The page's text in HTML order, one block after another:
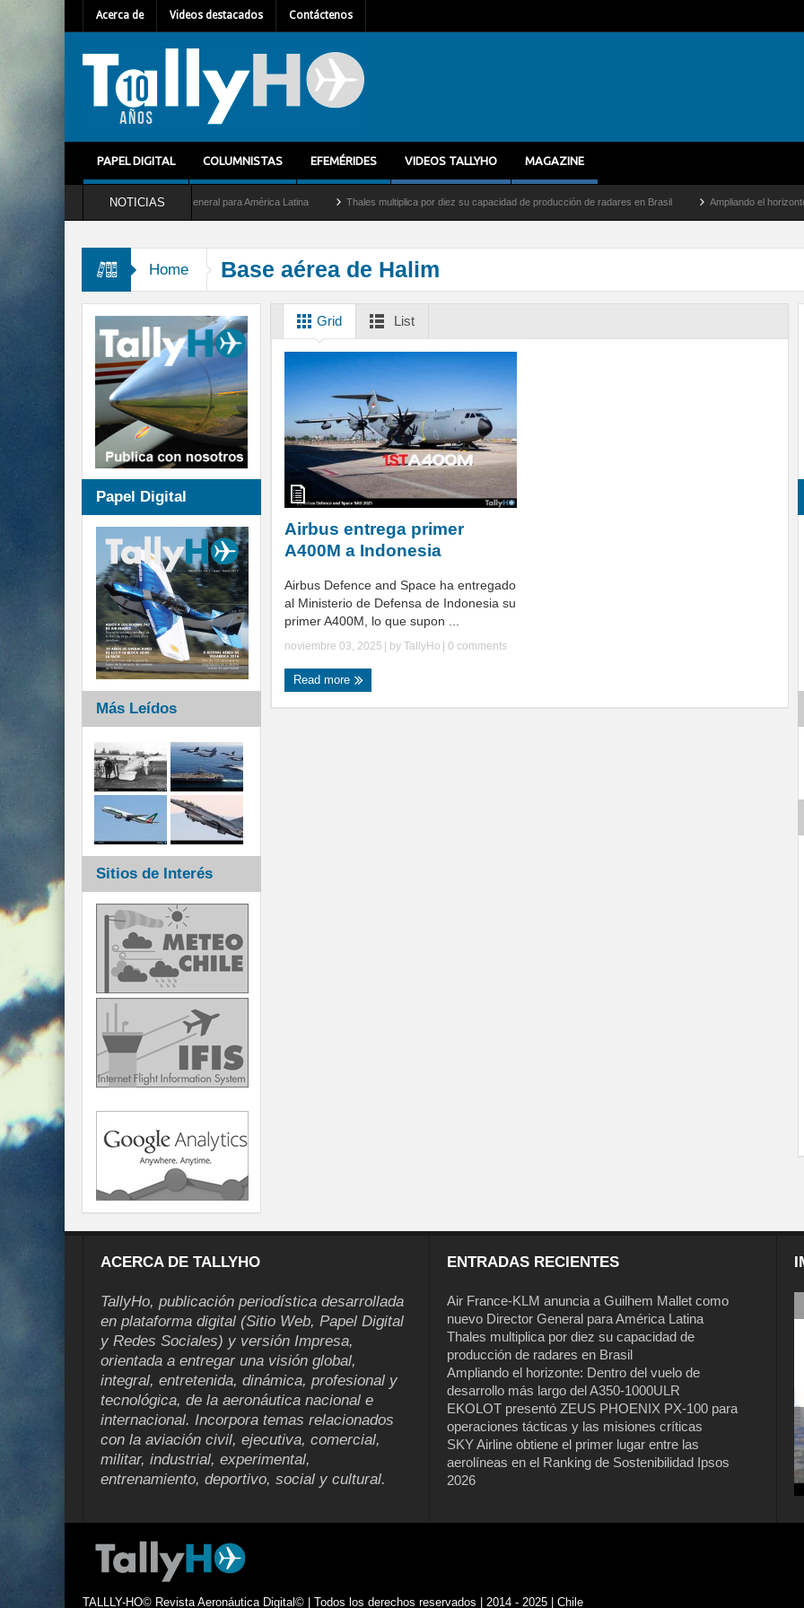
Acerca de Videos destacados Contáctenos
PAPEL DIGITAL COLUMNISTAS EFEMÉRIDES VIDEOS TALLYHO MAGAZINE
NOTICIAS
Mallet como nuevo Director General para América Latina Thales multiplica por diez su capacidad de producción de radares en Brasil Ampliando el horizonte:
Home Base aérea de Halim
Grid List
Airbus entrega primer
A400M a Indonesia
Airbus Defence and Space ha entregado
al Ministerio de Defensa de Indonesia su
primer A400M, lo que supon ...
noviembre 03, 2025 | by TallyHo 0 comments
Read more
Papel Digital
Más Leídos
Sitios de Interés
ACERCA DE TALLYHO
TallyHo, publicación periodística desarrollada
en plataforma digital (Sitio Web, Papel Digital
y Redes Sociales) y versión Impresa,
orientada a entregar una visión global,
integral, entretenida, dinámica, profesional y
tecnológica, de la aeronáutica nacional e
internacional. Incorpora temas relacionados
con la aviación civil, ejecutiva, comercial,
militar, industrial, experimental,
entrenamiento, deportivo, social y cultural.
ENTRADAS RECIENTES
Air France-KLM anuncia a Guilhem Mallet como
nuevo Director General para América Latina
Thales multiplica por diez su capacidad de
producción de radares en Brasil
Ampliando el horizonte: Dentro del vuelo de
desarrollo más largo del A350-1000ULR
EKOLOT presentó ZEUS PHOENIX PX-100 para
operaciones tácticas y las misiones críticas
SKY Airline obtiene el primer lugar entre las
aerolíneas en el Ranking de Sostenibilidad Ipsos
2026
TALLLY-HO© Revista Aeronáutica Digital© | Todos los derechos reservados | 2014 - 2025 | Chile